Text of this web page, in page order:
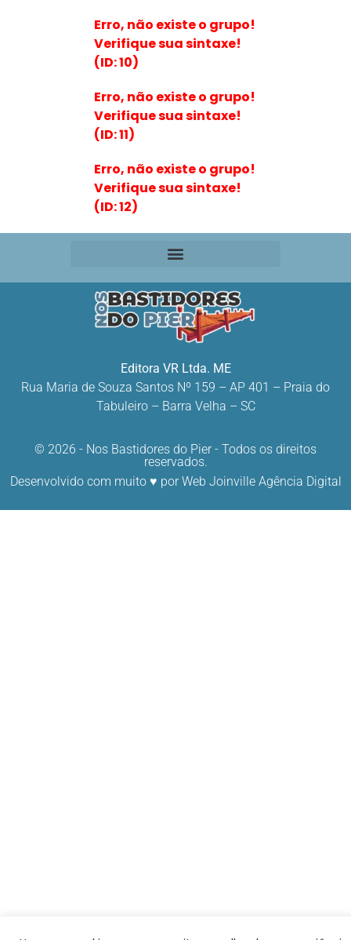
Erro, não existe o grupo!
Verifique sua sintaxe!
(ID: 10)
Erro, não existe o grupo!
Verifique sua sintaxe!
(ID: 11)
Erro, não existe o grupo!
Verifique sua sintaxe!
(ID: 12)
Editora VR Ltda. ME
Rua Maria de Souza Santos Nº 159 – AP 401 – Praia do
Tabuleiro – Barra Velha – SC
© 2026 - Nos Bastidores do Pier - Todos os direitos
reservados.
Desenvolvido com muito ♥ porWeb Joinville Agência Digital